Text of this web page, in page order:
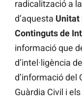
radicalització a
d’aquesta Unitat
Continguts de
informació que
d’intel·ligència
d’informació del
Guàrdia Civil i